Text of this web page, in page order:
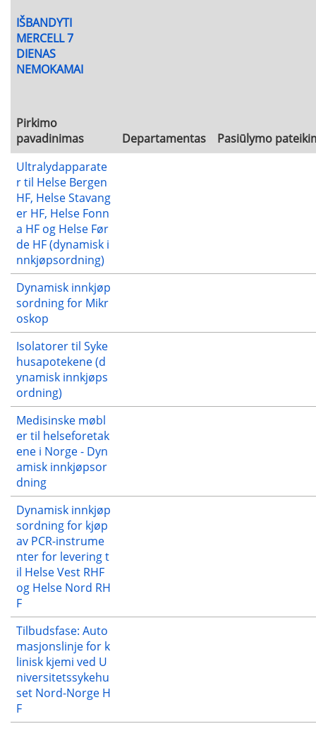
IŠBANDYTI
MERCELL 7
DIENAS
NEMOKAMAI
Pirkimo
pavadinimas
Departamentas
Pasiūlymo
Ultralydapparate
r til Helse Bergen
HF, Helse Stavang
er HF, Helse Fonn
a HF og Helse Før
de HF (dynamisk i
nnkjøpsordning)
Dynamisk innkjøp
sordning for Mikr
oskop
Isolatorer til Syke
husapotekene (d
ynamisk innkjøps
ordning)
Medisinske møbl
er til helseforetak
ene i Norge - Dyn
amisk innkjøpsor
dning
Dynamisk innkjøp
sordning for kjøp
av PCR-instrume
nter for levering t
il Helse Vest RHF
og Helse Nord RH
F
Tilbudsfase: Auto
masjonslinje for k
linisk kjemi ved U
niversitetssykehu
set Nord-Norge H
F